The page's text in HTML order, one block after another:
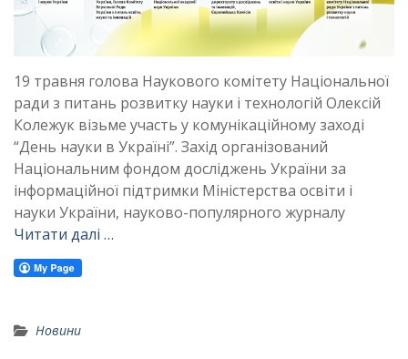
19 травня голова Наукового комітету Національної
ради з питань розвитку науки і технологій Олексій
Колежук візьме участь у комунікаційному заході
“День науки в Україні”. Захід організований
Національним фондом досліджень України за
інформаційної підтримки Міністерства освіти і
науки України, науково-популярного журналу
Читати далі …
Новини